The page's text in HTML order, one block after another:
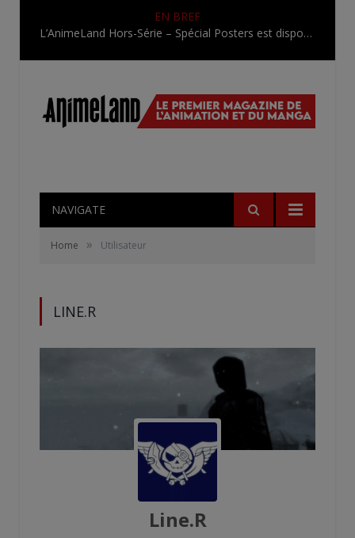
EN BREF
L’AnimeLand Hors-Série – Spécial Posters est disponible !
NAVIGATE
Home » Utilisateur
LINE.R
Line.R